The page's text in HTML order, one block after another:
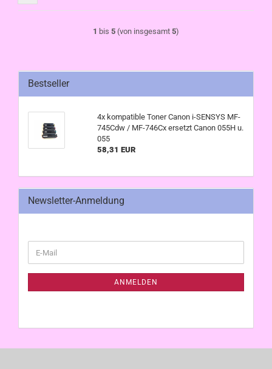
1 bis 5 (von insgesamt 5)
Bestseller
4x kompatible Toner Canon i-SENSYS MF-
745Cdw / MF-746Cx ersetzt Canon 055H u.
055
58,31 EUR
Newsletter-Anmeldung
ZUR
E-
Mail
ANMELDEN